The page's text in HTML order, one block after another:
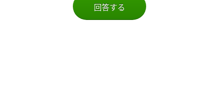
回答する